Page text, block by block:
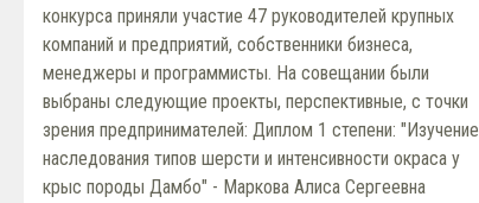
конкурса приняли участие 47 руководителей крупных
компаний и предприятий, собственники бизнеса,
менеджеры и программисты. На совещании были
выбраны следующие проекты, перспективные, с точки
зрения предпринимателей: Диплом 1 степени: "Изучение
наследования типов шерсти и интенсивности окраса у
крыс породы Дамбо" - Маркова Алиса Сергеевна